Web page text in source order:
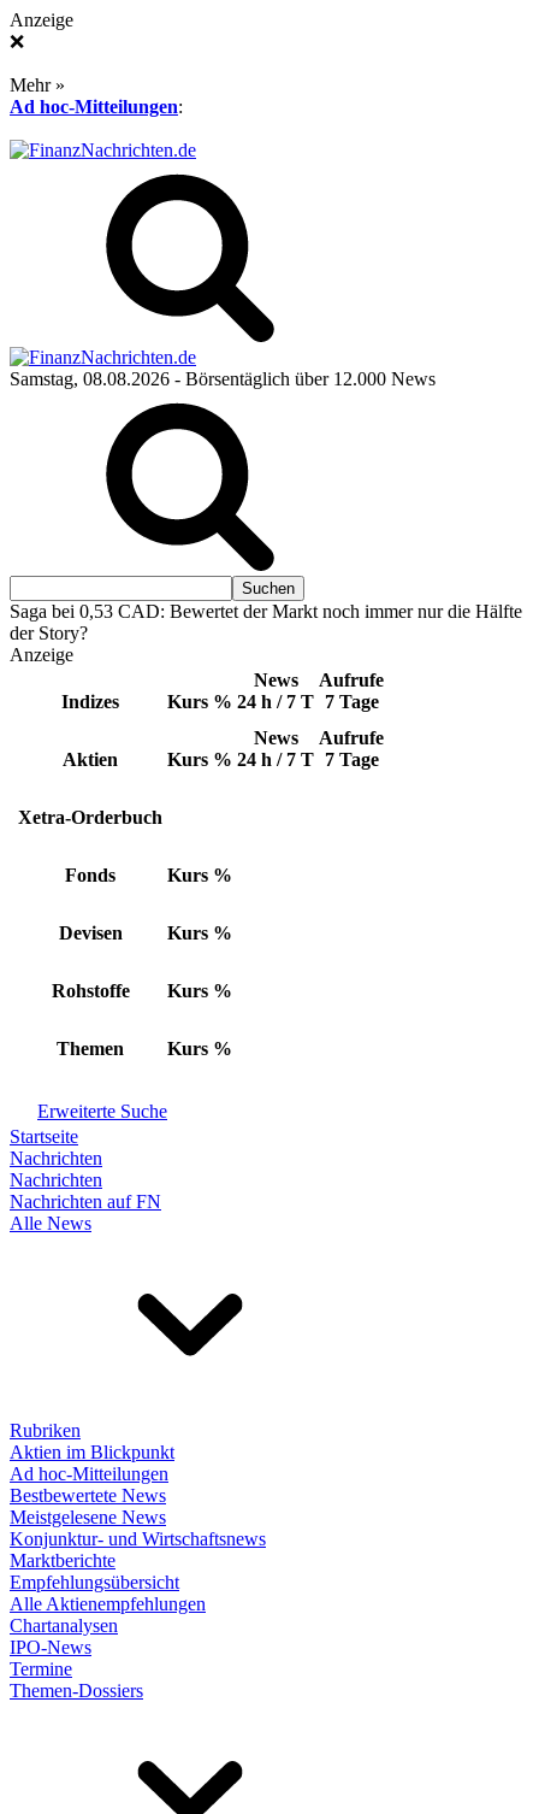
Anzeige
❌
Mehr »
Ad hoc-Mitteilungen:
Samstag, 08.08.2026 - Börsentäglich über 12.000 News
Saga bei 0,53 CAD: Bewertet der Markt noch immer nur die Hälfte
der Story?
Anzeige
Indizes Kurs %
News
24 h / 7 T
Aufrufe
7 Tage
Aktien Kurs %
News
24 h / 7 T
Aufrufe
7 Tage
Xetra-Orderbuch
Fonds Kurs %
Devisen Kurs %
Rohstoffe Kurs %
Themen Kurs %
Erweiterte Suche
Startseite
Nachrichten
Nachrichten
Nachrichten auf FN
Alle News
Rubriken
Aktien im Blickpunkt
Ad hoc-Mitteilungen
Bestbewertete News
Meistgelesene News
Konjunktur- und Wirtschaftsnews
Marktberichte
Empfehlungsübersicht
Alle Aktienempfehlungen
Chartanalysen
IPO-News
Termine
Themen-Dossiers